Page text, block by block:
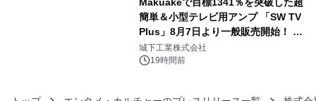
簡単＆小型テレビ用アンプ 「SW TV
Plus」8月7日より一般販売開始！ ケ
ーブル1本つなぐだけ、テレビの音が
ぐっと豊かに
城下工業株式会社
19時間前